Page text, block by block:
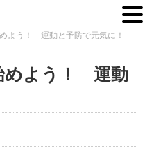
よう！ 運動と予防で元気に！
めよう！ 運動